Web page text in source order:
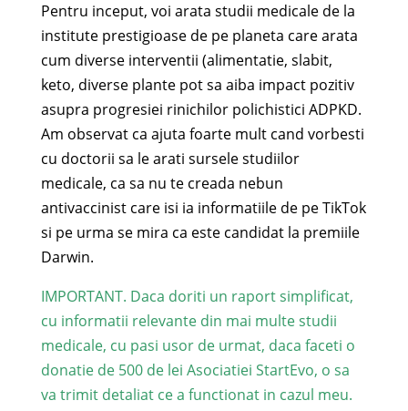
Pentru inceput, voi arata studii medicale de la
institute prestigioase de pe planeta care arata
cum diverse interventii (alimentatie, slabit,
keto, diverse plante pot sa aiba impact pozitiv
asupra progresiei rinichilor polichistici ADPKD.
Am observat ca ajuta foarte mult cand vorbesti
cu doctorii sa le arati sursele studiilor
medicale, ca sa nu te creada nebun
antivaccinist care isi ia informatiile de pe TikTok
si pe urma se mira ca este candidat la premiile
Darwin.
IMPORTANT. Daca doriti un raport simplificat,
cu informatii relevante din mai multe studii
medicale, cu pasi usor de urmat, daca faceti o
donatie de 500 de lei Asociatiei StartEvo, o sa
va trimit detaliat ce a functionat in cazul meu.